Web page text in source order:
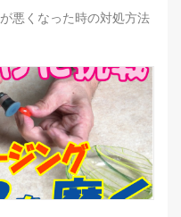
悪くなった時の対処方法